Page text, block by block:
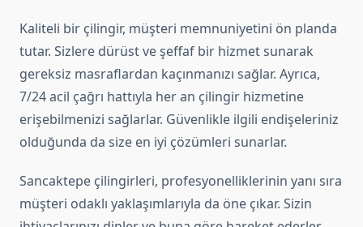
Kaliteli bir çilingir, müşteri memnuniyetini ön planda
tutar. Sizlere dürüst ve şeffaf bir hizmet sunarak
gereksiz masraflardan kaçınmanızı sağlar. Ayrıca,
7/24 acil çağrı hattıyla her an çilingir hizmetine
erişebilmenizi sağlarlar. Güvenlikle ilgili endişeleriniz
olduğunda da size en iyi çözümleri sunarlar.
Sancaktepe çilingirleri, profesyonelliklerinin yanı sıra
müşteri odaklı yaklaşımlarıyla da öne çıkar. Sizin